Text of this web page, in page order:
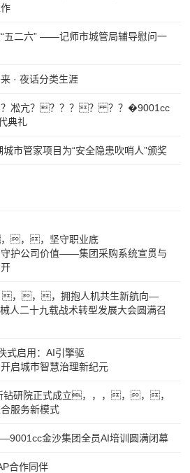
“五二六” ——记师市城管局辅导慰问一
· 夜话分类生涯
凇亢？？？？？ ？？�9001cc
典礼
城市管家项目为“安全隐患吹哨人”颁奖
，，坚守职业底
公司价值——集团采购系统宣贯与
，，，拥抱人机共生新航向—
人二十九载战术转型发展大会圆满召
式启用：AI引擎驱
城市智慧治理新纪元
钻研院正式成立，，，，，，
服务新模式
金沙集团全员AI培训圆满闭幕
合作同伴